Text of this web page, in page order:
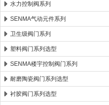
水力控制阀系列
SENMA气动元件系列
卫生级阀门系列
塑料阀门系列选型
SENMA楼宇控制阀门系列
耐磨陶瓷阀门系列选型
衬胶阀门系列选型